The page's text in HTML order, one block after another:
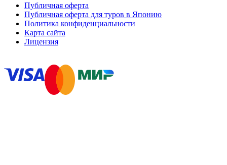
Публичная оферта
Публичная оферта для туров в Японию
Политика конфиденциальности
Карта сайта
Лицензия